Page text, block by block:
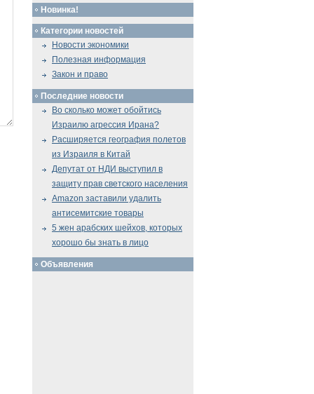
Новинка!
Категории новостей
Новости экономики
Полезная информация
Закон и право
Последние новости
Во сколько может обойтись
Израилю агрессия Ирана?
Расширяется география полетов
из Израиля в Китай
Депутат от НДИ выступил в
защиту прав светского населения
Amazon заставили удалить
антисемитские товары
5 жен арабских шейхов, которых
хорошо бы знать в лицо
Объявления